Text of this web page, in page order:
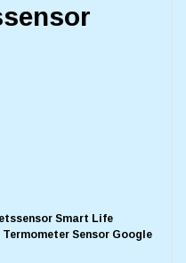
Smart Life
Sensor Google